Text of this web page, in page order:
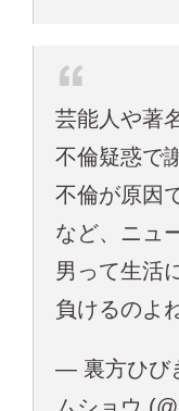
芸能人や著
不倫疑惑で
不倫が原因
など、ニュ
男って生活
負けるのよ
— 裏方ひび